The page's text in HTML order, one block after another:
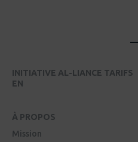
INITIATIVE AL-LIANCE TARIFS
EN
À PROPOS
Mission